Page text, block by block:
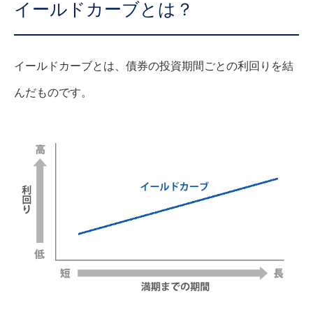
イールドカーブとは？
イールドカーブとは、債券の投資期間ごとの利回りを結
んだものです。